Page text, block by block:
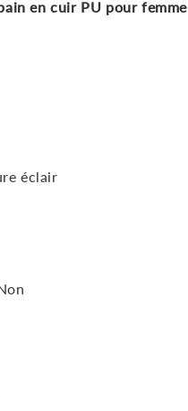
en cuir PU pour femme
éclair